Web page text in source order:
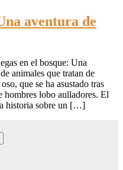
aventura de
en el bosque: Una
animales que tratan de
que se ha asustado tras
hombres lobo aulladores. El
historia sobre un […]